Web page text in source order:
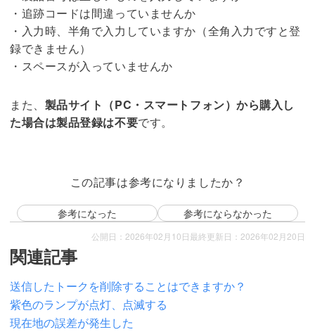
・追跡コードは間違っていませんか
・入力時、半角で入力していますか（全角入力ですと登
録できません）
・スペースが入っていませんか
また、 製品サイト（PC・スマートフォン）から購入し
た場合は製品登録は不要です。
この記事は参考になりましたか？
参考になった 参考にならなかった
公開日：2026年02月10日 最終更新日：2026年02月20日
関連記事
送信したトークを削除することはできますか？
紫色のランプが点灯、点滅する
現在地の誤差が発生した